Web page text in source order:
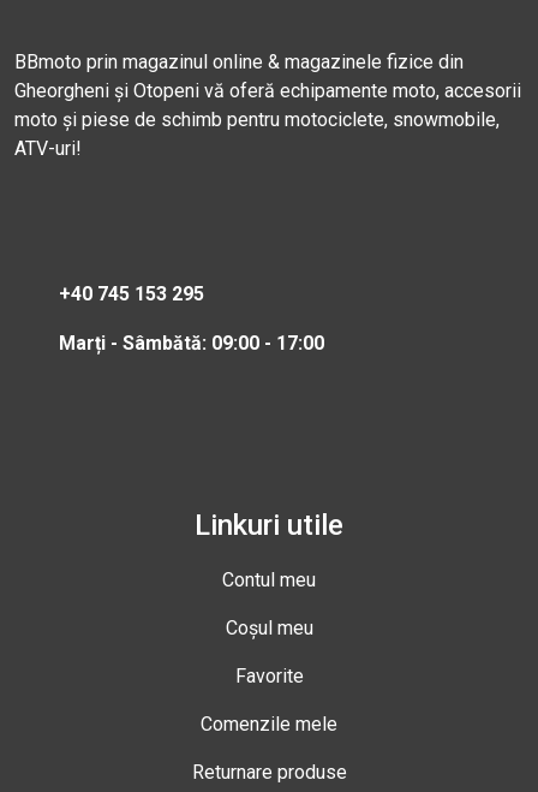
BBmoto prin magazinul online & magazinele fizice din
Gheorgheni și Otopeni vă oferă echipamente moto, accesorii
moto și piese de schimb pentru motociclete, snowmobile,
ATV-uri!
+40 745 153 295
Marți - Sâmbătă: 09:00 - 17:00
Linkuri utile
Contul meu
Coșul meu
Favorite
Comenzile mele
Returnare produse